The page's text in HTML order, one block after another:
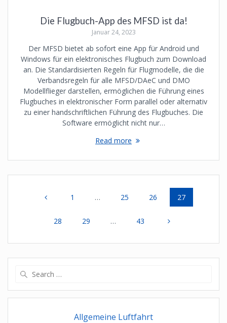
Die Flugbuch-App des MFSD ist da!
Januar 24, 2023
Der MFSD bietet ab sofort eine App für Android und
Windows für ein elektronisches Flugbuch zum Download
an. Die Standardisierten Regeln für Flugmodelle, die die
Verbandsregeln für alle MFSD/DAeC und DMO
Modellflieger darstellen, ermöglichen die Führung eines
Flugbuches in elektronischer Form parallel oder alternativ
zu einer handschriftlichen Führung des Flugbuches. Die
Software ermöglicht nicht nur…
Read more
navigationPage
1 … Page
25 Page
26 Page
27
Page
28 Page
29 … Page
43
Allgemeine Luftfahrt